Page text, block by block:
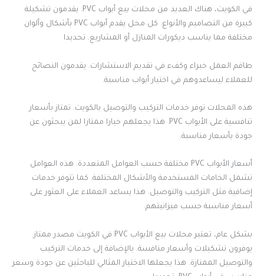
في الكويت، هناك العديد من محلات بيع أبواب PVC. يقدمون تشكيلة
كبيرة من التصاميم والأنواع. كل محل يقدم أبواب PVC بأشكال وألوان
مختلفة مما يناسب ديكورات المنازل أو المشاريع. تحديدا
طاقم العمل خبراء وكفء في تقديم الاستشارات. يقدمون النصائح
للعملاء ليساعدوهم في اختيار أبواب مناسبة.
هذه المحلات توفر خدمات التركيب والتوصيل بالكويت. تمتاز بأسعار
تنافسية على الأبواب PVC. هذا يجعلهم خيارا ممتازا لمن يبحثون عن
جودة بأسعار مناسبة.
أسعار الأبواب PVC مختلفة حسب العوامل المتعددة. هذه العوامل
تشمل الخامات المستخدمة والأشكال المختلفة. كما تتوفر خدمات
إضافية مثل التركيب والتوصيل. هذا يساعد العملاء على العثور على
أسعار مناسبة حسب ميزانيتهم.
بشكل عام، تعتبر محلات بيع الأبواب PVC في الكويت مصدر ممتاز.
يوفرون تشكيلات وأسعار منافسة. بالإضافة إلى خدمات التركيب
والتوصيل الممتازة. هذا يجعلها الاختيار المثالي للباحثين عن جودة وسعر